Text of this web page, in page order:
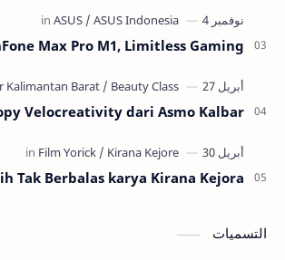
Max Pro M1, Limitless Gaming
Velocreativity dari Asmo Kalbar
Tak Berbalas karya Kirana Kejora
التسميات